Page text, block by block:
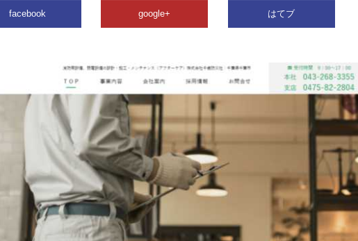
facebook google+ はてブ